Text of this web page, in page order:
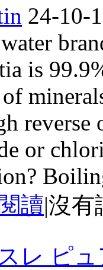
24-10-
is
or
讀|沒有
レ ピ